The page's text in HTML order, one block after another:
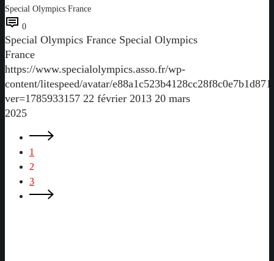
Special Olympics France
0
Special Olympics France Special Olympics
France
https://www.specialolympics.asso.fr/wp-
content/litespeed/avatar/
ver=1785933157 22 février 2013 20 mars
2025
1
2
3